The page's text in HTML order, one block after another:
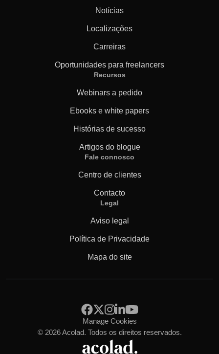
Notícias
Localizações
Carreiras
Oportunidades para freelancers
Recursos
Webinars a pedido
Ebooks e white papers
Histórias de sucesso
Artigos do blogue
Fale connosco
Centro de clientes
Contacto
Legal
Aviso legal
Política de Privacidade
Mapa do site
© 2026 Acolad. Todos os direitos reservados.
Manage Cookies